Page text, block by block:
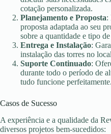
cotação personalizada.
Planejamento e Proposta:
proposta adaptada ao seu
sobre a quantidade e tipo
Entrega e Instalação:
instalação das torres no
Suporte Continuado:
durante todo o período de
tudo funcione perfeitamente.
Casos de Sucesso
A experiência e a qualidade da
diversos projetos bem-sucedidos: